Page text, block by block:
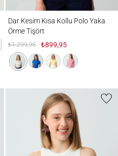
Dar Kesim Kısa Kollu Polo Yaka
Örme Tişört
₺1.299,95 ₺899,95